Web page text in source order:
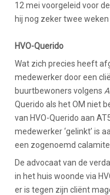
12 mei voorgeleid voor
hij nog zeker twee
HVO-Querido
Wat zich precies heeft
medewerker door een
buurtbewoners volgens
Querido als het OM niet
van HVO-Querido aan
medewerker ‘gelinkt’ is
een zogenoemd
De advocaat van de
in het huis woonde via
er is tegen zijn cliënt